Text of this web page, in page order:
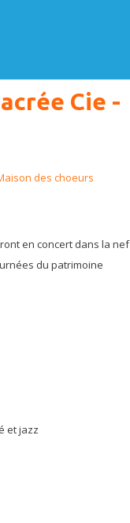
Cie -
des choeurs
en concert dans la nef
du patrimoine
et jazz